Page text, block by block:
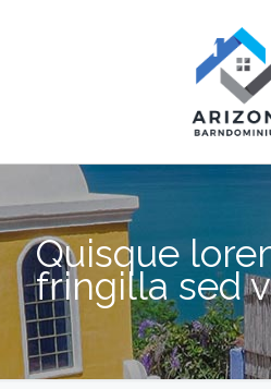
Quisque
fringilla sed